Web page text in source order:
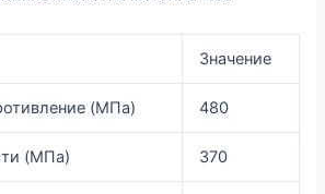
Значение
(МПа) 480
(МПа) 370